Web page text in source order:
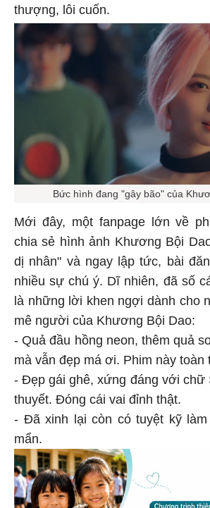
thượng, lôi cuốn.
Bức hình đang "gây bão" của
Mới đây, một fanpage lớn về
chia sẻ hình ảnh Khương Bội
dị nhân" và ngay lập tức, bài
nhiều sự chú ý. Dĩ nhiên, đã số
là những lời khen ngợi dành cho
mê người của Khương Bội Dao:
- Quả đầu hồng neon, thêm quả
mà vẫn đẹp má ơi. Phim này toàn
- Đẹp gái ghê, xứng đáng với chữ
thuyết. Đóng cái vai đỉnh thật.
- Đã xinh lại còn có tuyệt kỹ
mẩn.